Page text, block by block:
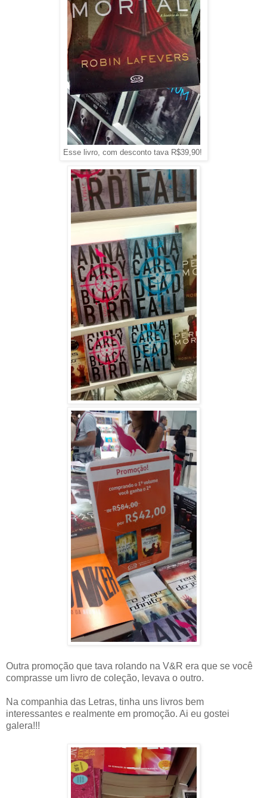
Esse livro, com desconto tava R$39,90!
Outra promoção que tava rolando na V&R era que se você
comprasse um livro de coleção, levava o outro.
Na companhia das Letras, tinha uns livros bem
interessantes e realmente em promoção. Ai eu gostei
galera!!!